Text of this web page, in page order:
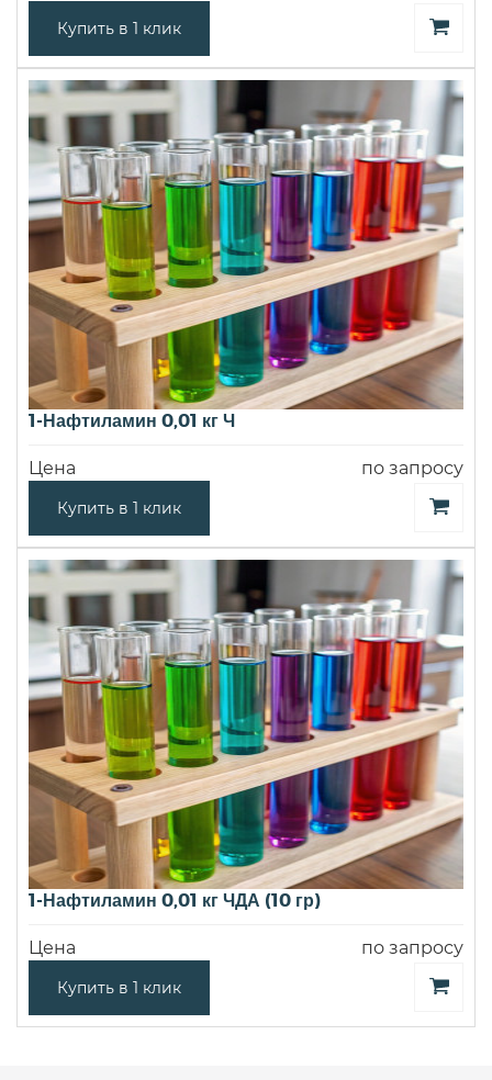
Купить в 1 клик
1-Нафтиламин 0,01 кг Ч
Цена по запросу
Купить в 1 клик
1-Нафтиламин 0,01 кг ЧДА (10 гр)
Цена по запросу
Купить в 1 клик